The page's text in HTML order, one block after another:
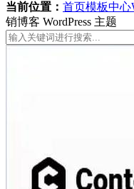
当前位置： 首页模板中心
销博客 WordPress 主题